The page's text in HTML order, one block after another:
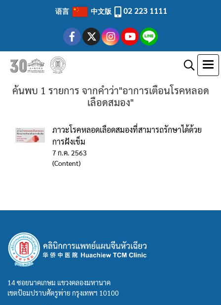
语言 中文版 02 223 1111
ค้นพบ 1 รายการ จากคำว่า"อาการเตือนโรคหลอด
เลือดสมอง"
ภาวะโรคหลอดเลือดสมองที่สามารถรักษาได้ด้วย
การฝังเข็ม
7 ก.ค. 2563
(Content)
14 ซอยนาคเกษม แขวงคลองมหานาค
เขตป้อมปราบศัตรูพ่าย กรุงเทพฯ 10100